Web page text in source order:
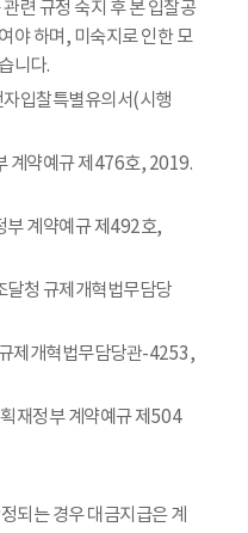
련 규정 숙지 후 본 입찰공
야 하며, 미숙지로 인한 모
니다.
입찰특별유의서(시행
계약예규 제476호, 2019.
부 계약예규 제492호,
청 규제개혁법무담당
제개혁법무담당관-4253,
재정부 계약예규 제504
되는 경우 대금지급은 계